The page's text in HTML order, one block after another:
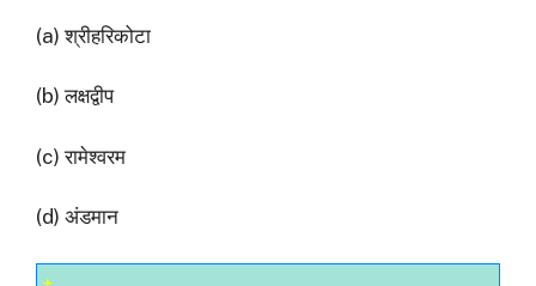
(a) श्रीहरिकोटा
(b) लक्षद्वीप
(c) रामेश्वरम
(d) अंडमान